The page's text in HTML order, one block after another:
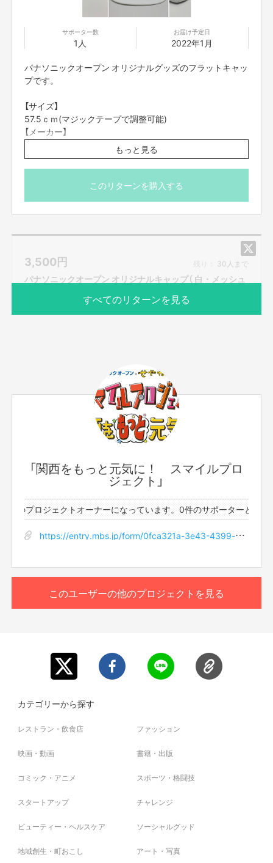
「関西をもっと元気に！ スマイルプロ
ジェクト」
プロジェクトオーナーになっています。0件のサポーターと3件の
https://entry.mbs.jp/form/0fca321a-3e43-4399-aab0-e0e78c8ddcdb
サポーター数
1人
お届け予定日
2022年1月
パナソニックオープン オリジナルグッズのフラットキャッ
プです。
【サイズ】
57.5ｃｍ(マジックテープで調整可能)
【メーカー】
ブリヂストン製
※ご登録の配送先にお届けしますので、お楽しみにしてお
もっと見る
このリターンを購入する
3,500円 残り： 30人まで
パナソニックオープン オリジナルキャップ（ 白・メッシュ
タイプ）
サポーター数 お届け予定日
2022年1月
パナソニックオープン オリジナルグッズのフラットキャッ
【サイズ】
57.5ｃｍ(マジックテープで調整可能)
【メーカー】
ブリヂストン製
※ご登録の配送先にお届けしますので、お楽しみにしてお
もっと見る
すべてのリターンを見る
このユーザーの他のプロジェクトを見る
カテゴリーから探す
レストラン・飲食店 ファッション
映画・動画 書籍・出版
コミック・アニメ スポーツ・格闘技
スタートアップ チャレンジ
ビューティー・ヘルスケア ソーシャルグッド
地域創生・町おこし アート・写真